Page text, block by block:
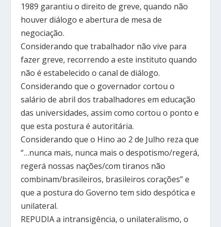
1989 garantiu o direito de greve, quando não
houver diálogo e abertura de mesa de
negociação.
Considerando que trabalhador não vive para
fazer greve, recorrendo a este instituto quando
não é estabelecido o canal de diálogo.
Considerando que o governador cortou o
salário de abril dos trabalhadores em educação
das universidades, assim como cortou o ponto e
que esta postura é autoritária.
Considerando que o Hino ao 2 de Julho reza que
“…nunca mais, nunca mais o despotismo/regerá,
regerá nossas nações/com tiranos não
combinam/brasileiros, brasileiros corações” e
que a postura do Governo tem sido despótica e
unilateral.
REPUDIA a intransigência, o unilateralismo, o